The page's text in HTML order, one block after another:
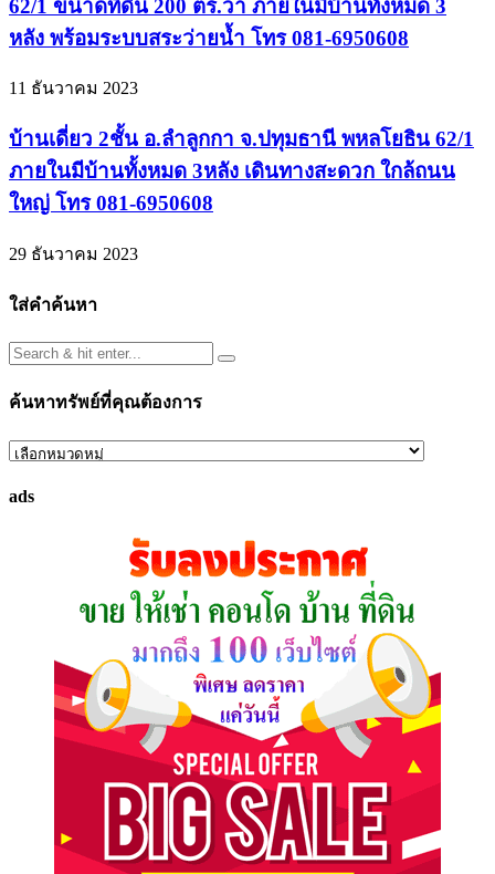
62/1 ขนาดที่ดิน 200 ตร.วา ภายในมีบ้านทั้งหมด 3
หลัง พร้อมระบบสระว่ายน้ำ โทร 081-6950608
11 ธันวาคม 2023
บ้านเดี่ยว 2ชั้น อ.ลำลูกกา จ.ปทุมธานี พหลโยธิน 62/1
ภายในมีบ้านทั้งหมด 3หลัง เดินทางสะดวก ใกล้ถนน
ใหญ่ โทร 081-6950608
29 ธันวาคม 2023
ใส่คำค้นหา
ค้นหาทรัพย์ที่คุณต้องการ
ค้นหา
ที่
ads